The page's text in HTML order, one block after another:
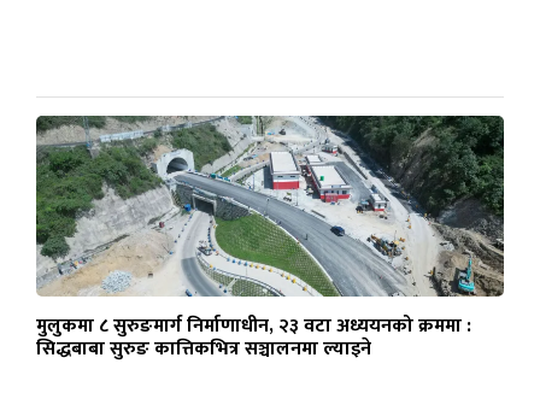
मुलुकमा ८ सुरुङमार्ग निर्माणाधीन, २३ वटा अध्ययनको क्रममा :
सिद्धबाबा सुरुङ कात्तिकभित्र सञ्चालनमा ल्याइने